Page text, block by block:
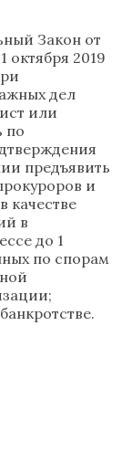
Закон от
октября 2019
дел
или
по
предъявить
и
качестве
в
до 1
по спорам